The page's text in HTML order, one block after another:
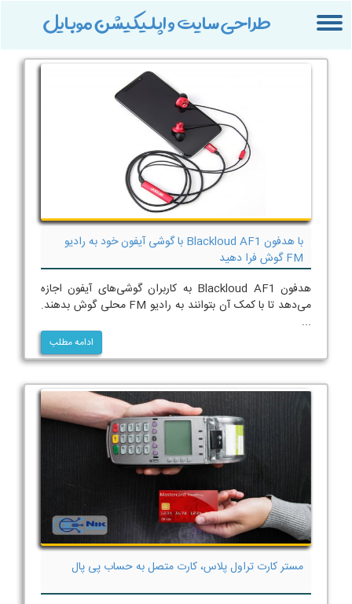
Toggle
طراحی سایت و اپلیکیشن موبایل
با هدفون Blackloud AF1 با گوشی آیفون خود به رادیو
FM گوش فرا دهید
هدفون Blackloud AF1 به کاربران گوشی‌های آیفون اجازه
می‌دهد تا با کمک آن بتوانند به رادیو FM محلی گوش بدهند.
...
ادامه مطلب
مستر کارت تراول پلاس، کارت متصل به حساب پی پال